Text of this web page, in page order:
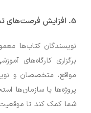
5. افزایش فرصت‌های
نویسندگان کتاب‌ها
برگزاری کارگاه‌های
مواقع، متخصصان و
پروژه‌ها یا سازمان‌ها
شما کمک کند تا